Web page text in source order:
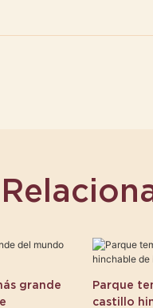
grande
Parque
castillo